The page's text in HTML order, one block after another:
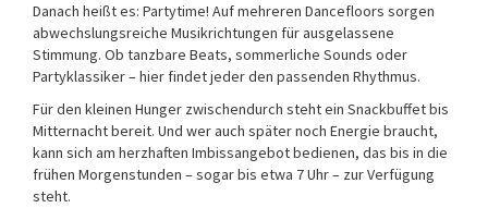
Danach heißt es: Partytime! Auf mehreren Dancefloors sorgen
abwechslungsreiche Musikrichtungen für ausgelassene
Stimmung. Ob tanzbare Beats, sommerliche Sounds oder
Partyklassiker – hier findet jeder den passenden Rhythmus.
Für den kleinen Hunger zwischendurch steht ein Snackbuffet bis
Mitternacht bereit. Und wer auch später noch Energie braucht,
kann sich am herzhaften Imbissangebot bedienen, das bis in die
frühen Morgenstunden – sogar bis etwa 7 Uhr – zur Verfügung
steht.